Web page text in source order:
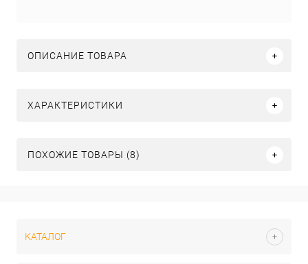
ОПИСАНИЕ ТОВАРА
ХАРАКТЕРИСТИКИ
ПОХОЖИЕ ТОВАРЫ (8)
КАТАЛОГ